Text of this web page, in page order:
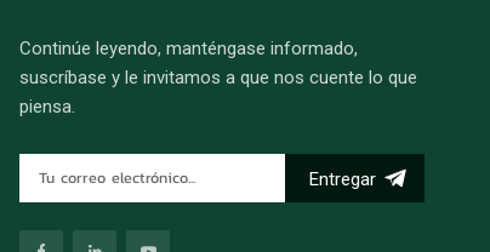
Continúe leyendo, manténgase informado,
suscríbase y le invitamos a que nos cuente lo que
piensa.
Entregar